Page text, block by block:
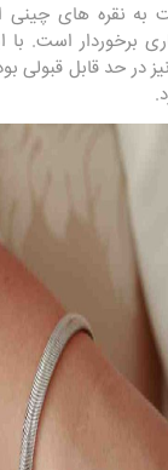
به نقره های
برخوردار است.
در حد قابل قبولی